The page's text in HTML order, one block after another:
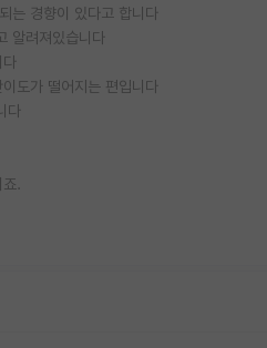
는 경향이 있다고 합니다
알려져있습니다
도가 떨어지는 편입니다
.